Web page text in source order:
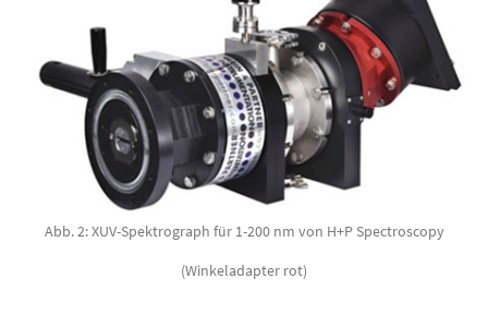
Abb. 2: XUV-Spektrograph für 1-200 nm von H+P Spectroscopy
(Winkeladapter rot)